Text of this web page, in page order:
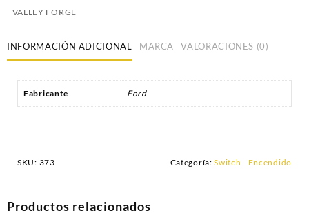
VALLEY FORGE
INFORMACIÓN ADICIONAL MARCA VALORACIONES (0)
Fabricante Ford
SKU: 373 Categoría:Switch - Encendido
Productos relacionados